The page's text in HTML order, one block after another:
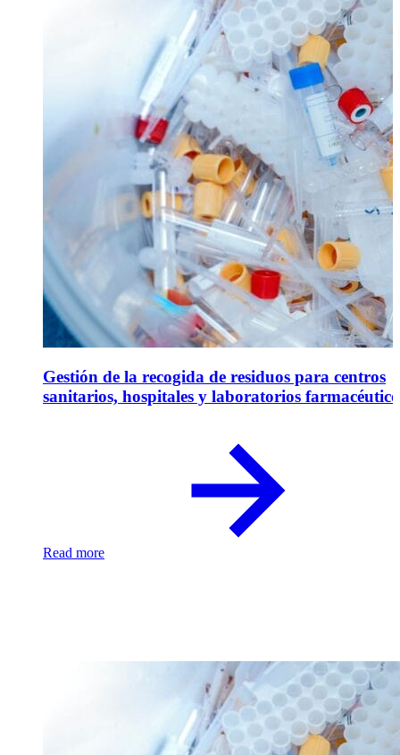
Gestión de la recogida de residuos para centros
sanitarios, hospitales y laboratorios
Read more